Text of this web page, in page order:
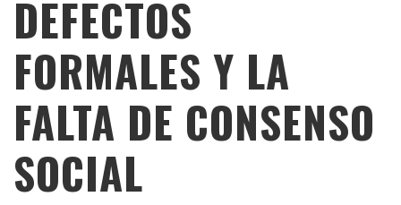
DEFECTOS
FORMALES Y LA
FALTA DE CONSENSO
SOCIAL